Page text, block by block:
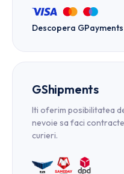
Descopera GPayments
GShipments
Iti oferim posibilitatea
nevoie sa faci
curieri.